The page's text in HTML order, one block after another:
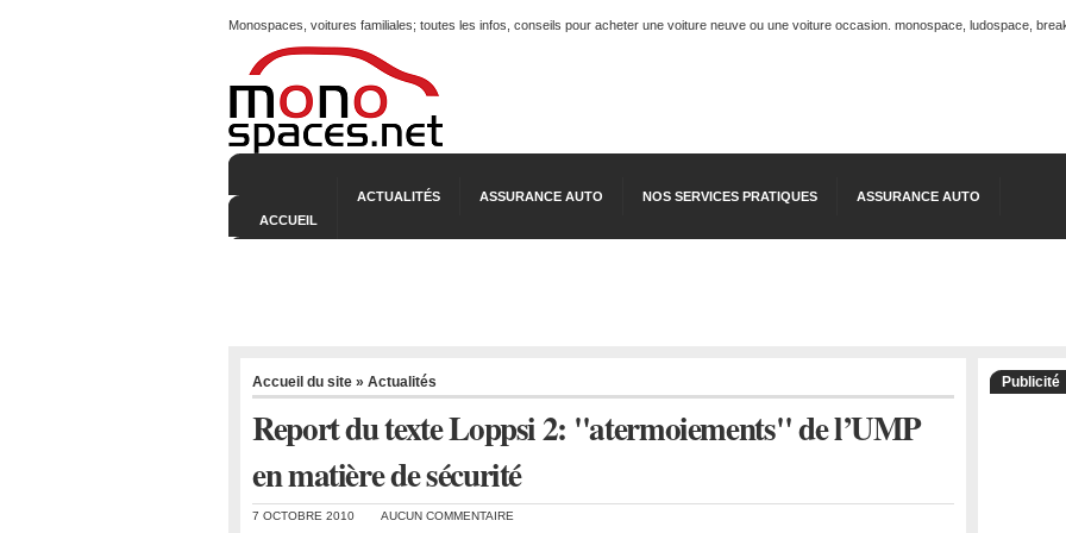
Monospaces, voitures familiales; toutes les infos, conseils pour acheter une voiture neuve ou une voiture occasion. monospace, ludospace,
ACCUEIL
ACTUALITÉS ASSURANCE AUTO NOS SERVICES PRATIQUES ASSURANCE AUTO
Accueil du site » Actualités
Report du texte Loppsi 2: "atermoiements" de l’UMP
en matière de sécurité
7 OCTOBRE 2010 AUCUN COMMENTAIRE
Publicité